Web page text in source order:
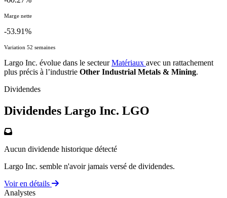
Marge nette
-53.91%
Variation 52 semaines
Largo Inc. évolue dans le secteurMatériaux avec un rattachement
plus précis à l’industrie Other Industrial Metals & Mining.
Dividendes
Dividendes Largo Inc. LGO
Aucun dividende historique détecté
Largo Inc. semble n'avoir jamais versé de dividendes.
Voir en détails
Analystes